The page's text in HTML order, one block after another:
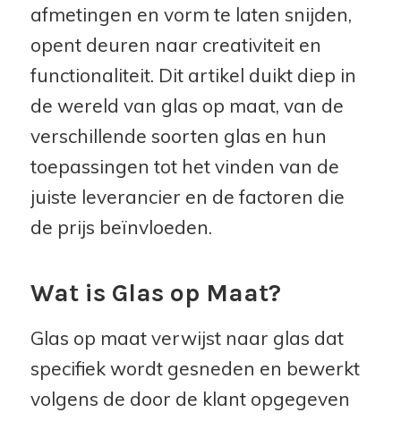
afmetingen en vorm te laten snijden,
opent deuren naar creativiteit en
functionaliteit. Dit artikel duikt diep in
de wereld van glas op maat, van de
verschillende soorten glas en hun
toepassingen tot het vinden van de
juiste leverancier en de factoren die
de prijs beïnvloeden.
Wat is Glas op Maat?
Glas op maat verwijst naar glas dat
specifiek wordt gesneden en bewerkt
volgens de door de klant opgegeven